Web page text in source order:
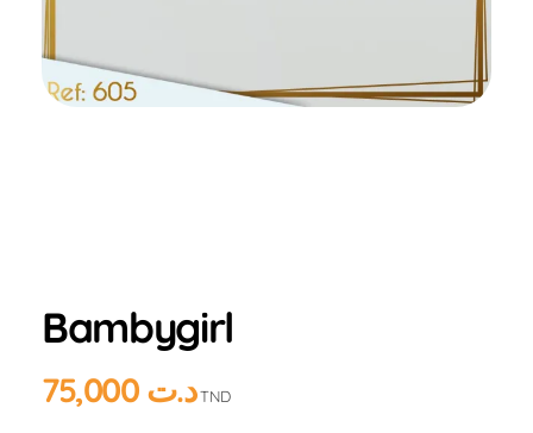
Bambygirl
د.ت 75,000 TND